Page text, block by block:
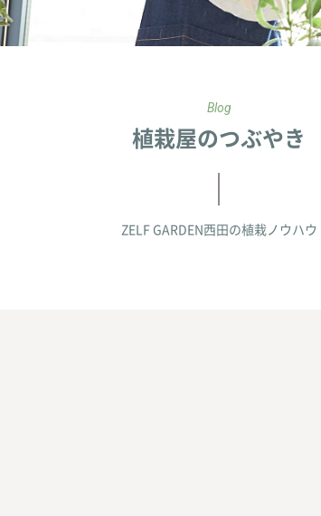
Blog
植栽屋のつぶやき
ZELF GARDEN西田の植栽ノウハウ